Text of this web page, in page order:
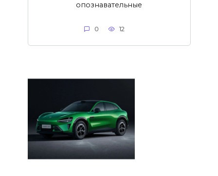
опознавательные
0 12